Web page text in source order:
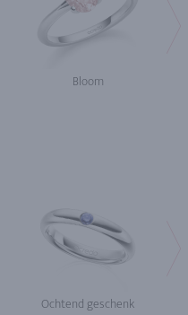
Bloom
Ochtend geschenk